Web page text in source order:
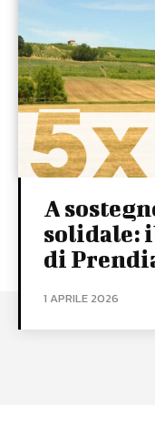
A
solidale:
di
1 APRILE 2026